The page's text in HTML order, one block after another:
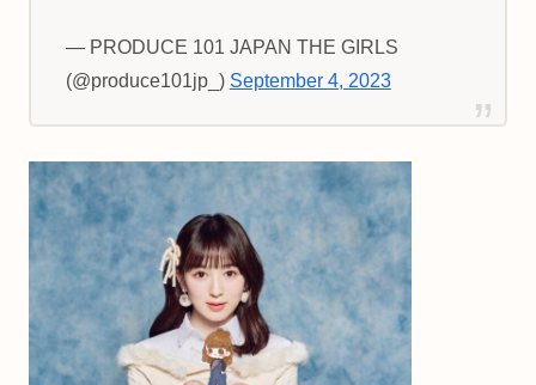
— PRODUCE 101 JAPAN THE GIRLS
(@produce101jp_) September 4, 2023